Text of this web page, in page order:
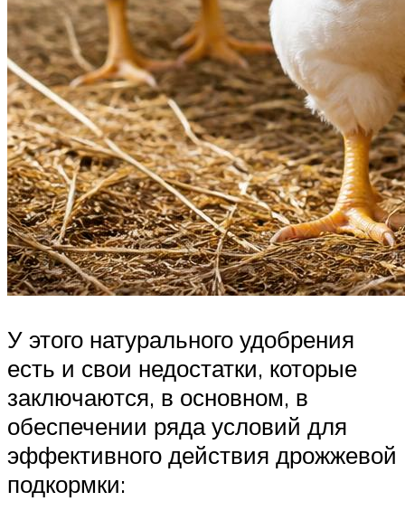
У этого натурального удобрения
есть и свои недостатки, которые
заключаются, в основном, в
обеспечении ряда условий для
эффективного действия дрожжевой
подкормки: